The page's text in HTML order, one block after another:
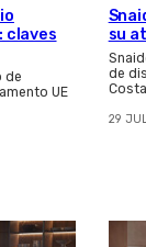
claves
de
UE
su
de
Costa…
29